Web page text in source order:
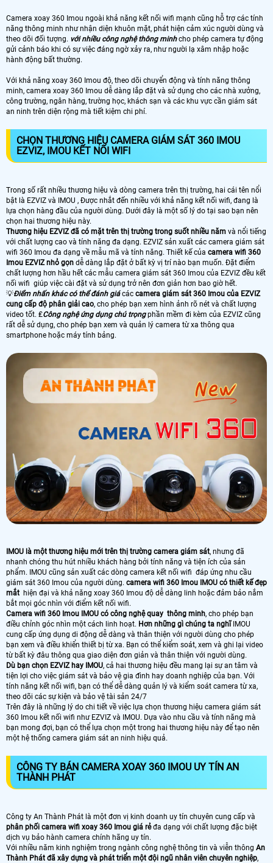
Camera xoay 360 Imou ngoài khả năng kết nối wifi mạnh cũng hỗ trợ các tính
năng thông minh như nhận diện khuôn mặt, phát hiện cảm xúc người dùng và
theo dõi đối tượng. với nhiều công nghệ thông minhcho phép camera tự động
gửi cảnh báo khi có sự việc đáng ngờ xảy ra, như người lạ xâm nhập hoặc
hành động bất thường.
Với khả năng xoay 360 Imou độ, theo dõi chuyển động và tính năng thông
minh, camera xoay 360 Imou dễ dàng lắp đặt và sử dụng cho các nhà xưởng,
công trường, ngân hàng, trường học, khách sạn và các khu vực cần giám sát
an ninh trên diện rộng mà tiết kiệm chi phí.
CHỌN THƯƠNG HIỆU CAMERA GIÁM SÁT 360 IMOU
EZVIZ, IMOU KẾT NỐI WIFI
Trong số rất nhiều thương hiệu và dòng camera trên thị trường, hai cái tên nổi
bật là EZVIZ và IMOU , Được nhắt đến nhiều với khả năng kết nối wifi, đang là
lựa chọn hàng đầu của người dùng. Dưới đây là một số lý do tại sao bạn nên
chọn hai thương hiệu này.
Thương hiệu EZVIZ đã có mặt trên thị trường trong suốt nhiều năm và nổi tiếng
với chất lượng cao và tính năng đa dạng. EZVIZ sản xuất các camera giám sát
wifi 360 Imou đa dạng về mẫu mã và tính năng. Thiết kế của camera wifi 360
Imou EZVIZ nhỏ gọn dễ dàng lắp đặt ở bất kỳ vị trí nào bạn muốn. Đặt điểm
chất lượng hơn hầu hết các mẫu camera giám sát 360 Imou của EZVIZ đều kết
nối wifi giúp việc cài đặt và sử dụng trở nên đơn giản hơn bao giờ hết.
💡Điểm nhấn khác có thể đánh giácác camera giám sát 360 Imou của EZVIZ
cung cấp độ phân giải cao, cho phép bạn xem hình ảnh rõ nét và chất lượng
video tốt. ₤Công nghệ ứng dụng chú trọngphần mềm đi kèm của EZVIZ cũng
rất dễ sử dụng, cho phép bạn xem và quản lý camera từ xa thông qua
smartphone hoặc máy tính bảng.
IMOU là một thương hiệu mới trên thị trường camera giám sát, nhưng đã
nhanh chóng thu hút nhiều khách hàng bởi tính năng và tiện ích của sản
phẩm. IMOU cũng sản xuất các dòng camera kết nối wifi đáp ứng nhu cầu
giám sát 360 Imou của người dùng. camera wifi 360 Imou IMOU có thiết kế đẹp
mắt hiện đại và khả năng xoay 360 Imou độ dễ dàng linh hoặc đảm bảo nắm
bắt mọi góc nhìn với điểm kết nối wifi.
Camera wifi 360 Imou IMOU có công nghệ quay thông minh, cho phép bạn
điều chỉnh góc nhìn một cách linh hoạt. Hơn những gì chúng ta nghĩ IMOU
cung cấp ứng dụng di động dễ dàng và thân thiện với người dùng cho phép
bạn xem và điều khiển thiết bị từ xa. Bạn có thể kiểm soát, xem và ghi lại video
từ bất kỳ đâu thông qua giao diện đơn giản và thân thiện với người dùng.
Dù bạn chọn EZVIZ hay IMOU, cả hai thương hiệu đều mang lại sự an tâm và
tiện lợi cho việc giám sát và bảo vệ gia đình hay doanh nghiệp của bạn. Với
tính năng kết nối wifi, bạn có thể dễ dàng quản lý và kiểm soát camera từ xa,
theo dõi các sự kiện và bảo vệ tài sản 24/7
Trên đây là những lý do chi tiết về việc lựa chọn thương hiệu camera giám sát
360 Imou kết nối wifi như EZVIZ và IMOU. Dựa vào nhu cầu và tính năng mà
bạn mong đợi, bạn có thể lựa chọn một trong hai thương hiệu này để tạo nên
một hệ thống camera giám sát an ninh hiệu quả.
CÔNG TY BÁN CAMERA XOAY 360 IMOU UY TÍN AN
THÀNH PHÁT
Công ty An Thành Phát là một đơn vị kinh doanh uy tín chuyên cung cấp và
phân phối camera wifi xoay 360 Imou giá rẻđa dạng với chất lượng đặc biệt
dịch vụ bảo hành camera chính hãng uy tín.
Với nhiều năm kinh nghiệm trong ngành công nghệ thông tin và viễn thông An
Thành Phát đã xây dựng và phát triển một đội ngũ nhân viên chuyên nghiệp,